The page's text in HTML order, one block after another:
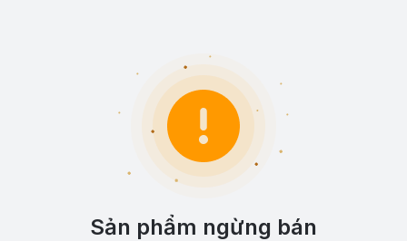
Sản phẩm ngừng bán